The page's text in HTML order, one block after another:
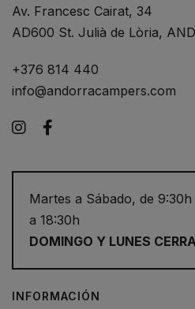
Av. Francesc Cairat, 34
AD600 St. Julià de Lòria,
+376 814 440
info@andorracampers.com
Instagram
Martes a Sábado, de
a 18:30h
DOMINGO Y LUNES
INFORMACIÓN